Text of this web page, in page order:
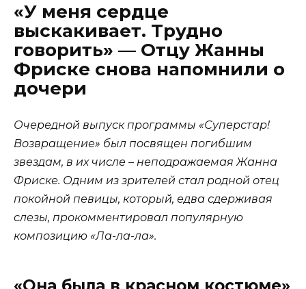
«У меня сердце
выскакивает. Трудно
говорить» — Отцу Жанны
Фриске снова напомнили о
дочери
Очередной выпуск программы «Суперстар!
Возвращение» был посвящен погибшим
звездам, в их числе – неподражаемая Жанна
Фриске. Одним из зрителей стал родной отец
покойной певицы, который, едва сдерживая
слезы, прокомментировал популярную
композицию «Ла-ла-ла».